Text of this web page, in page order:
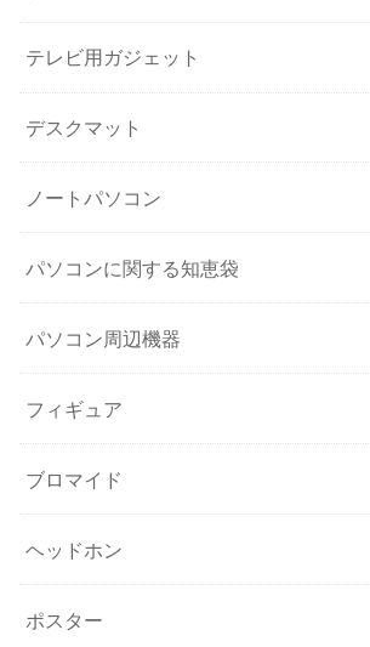
テレビ用ガジェット
デスクマット
ノートパソコン
パソコンに関する知恵袋
パソコン周辺機器
フィギュア
ブロマイド
ヘッドホン
ポスター